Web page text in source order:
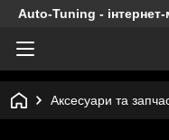
Auto-Tuning - інтернет-
Аксесуари та